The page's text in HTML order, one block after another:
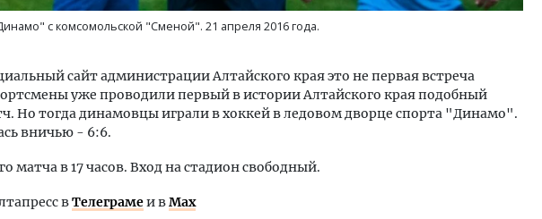
с комсомольской "Сменой". 21 апреля 2016 года.
сайт администрации Алтайского края это не первая встреча
уже проводили первый в истории Алтайского края подобный
Но тогда динамовцы играли в хоккей в ледовом дворце спорта "Динамо".
вничью - 6:6.
матча в 17 часов. Вход на стадион свободный.
вТелеграмеи вMax